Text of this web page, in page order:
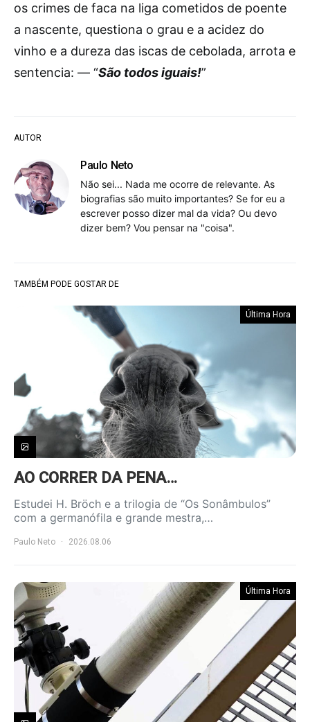
AUTOR
Paulo Neto
Não sei... Nada me ocorre de relevante. As
biografias são muito importantes? Se for eu a
escrever posso dizer mal da vida? Ou devo
dizer bem? Vou pensar na "coisa".
os crimes de faca na liga cometidos de poente
a nascente, questiona o grau e a acidez do
vinho e a dureza das iscas de cebolada, arrota e
sentencia: — “São todos iguais!”
TAMBÉM PODE GOSTAR DE
Última Hora
AO CORRER DA PENA…
Estudei H. Bröch e a trilogia de “Os Sonâmbulos”
com a germanófila e grande mestra,…
Paulo Neto 2026.08.06
Última Hora